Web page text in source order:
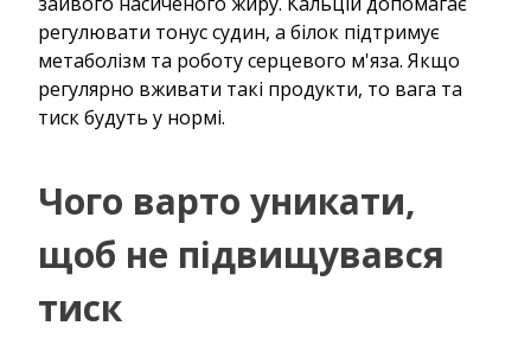
регулювати тонус судин, а білок підтримує
метаболізм та роботу серцевого м'яза. Якщо
регулярно вживати такі продукти, то вага та
тиск будуть у нормі.
Чого варто уникати,
щоб не підвищувався
тиск